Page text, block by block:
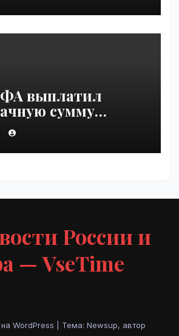
выплатил
сумму
Инфантино |
России и
— VseTime
WordPress Тема: Newsup, автор